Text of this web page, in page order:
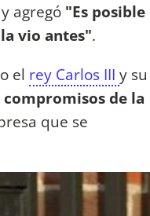
agregó "Es posible
vio antes".
el rey Carlos III y su
de la
que se